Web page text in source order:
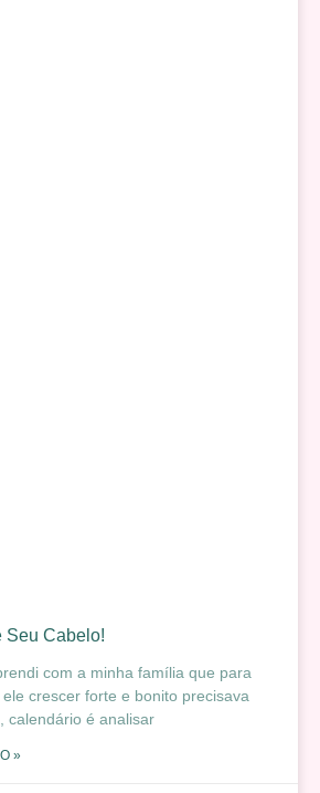
Seu Cabelo!
com a minha família que para
crescer forte e bonito precisava
calendário é analisar
»